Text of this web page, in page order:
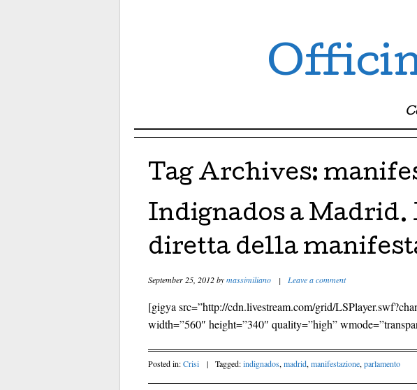
Tag Archives:
Indignados a Madrid.
diretta della
September 25, 2012bymassimiliano | Leave a comment
[gigya src=”http://cdn.livestream.com/grid/
width=”560″ height=”340″ quality=”high”
Posted in:Crisi | Tagged:indignados, madrid, manifestazione, parlamento